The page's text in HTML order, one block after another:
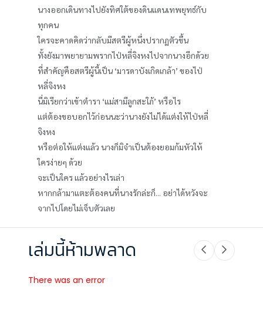
นางออกเดินทางไปยังทิศใต้ของดินแดนเทพยุทธ์กับ
ทุกคน
ใครจะคาดคิดว่ากลับมีสตรีผู้หนึ่งปรากฏตัวขึ้น
ทั้งยังมาพยายามพรากไป่หลี่จิงหงไปจากนางอีกด้วย
ที่สำคัญคือสตรีผู้นี้เป็น ‘มารดาบังเกิดเกล้า’ ของไป่
หลี่จิงหง
นี่มิเรียกว่าเข้าตำรา ‘แม่สามีลูกสะใภ้’ หรือไร
แต่ต้องขอบอกไว้ก่อนนะว่านางยังไม่ได้แต่งให้ไป่หลี่
จิงหง
หรือต่อให้แต่งแล้ว นางก็มิจำเป็นต้องยอมก้มหัวให้
ใครง่ายๆ ด้วย
จะเป็นใคร แล้วอย่างไรเล่า
หากกล้ามาแตะต้องคนที่นางรักล่ะก็... อย่าได้หวังจะ
จากไปโดยไม่เจ็บตัวเลย
เล่มนี้ห้ามพลาด
There was an error